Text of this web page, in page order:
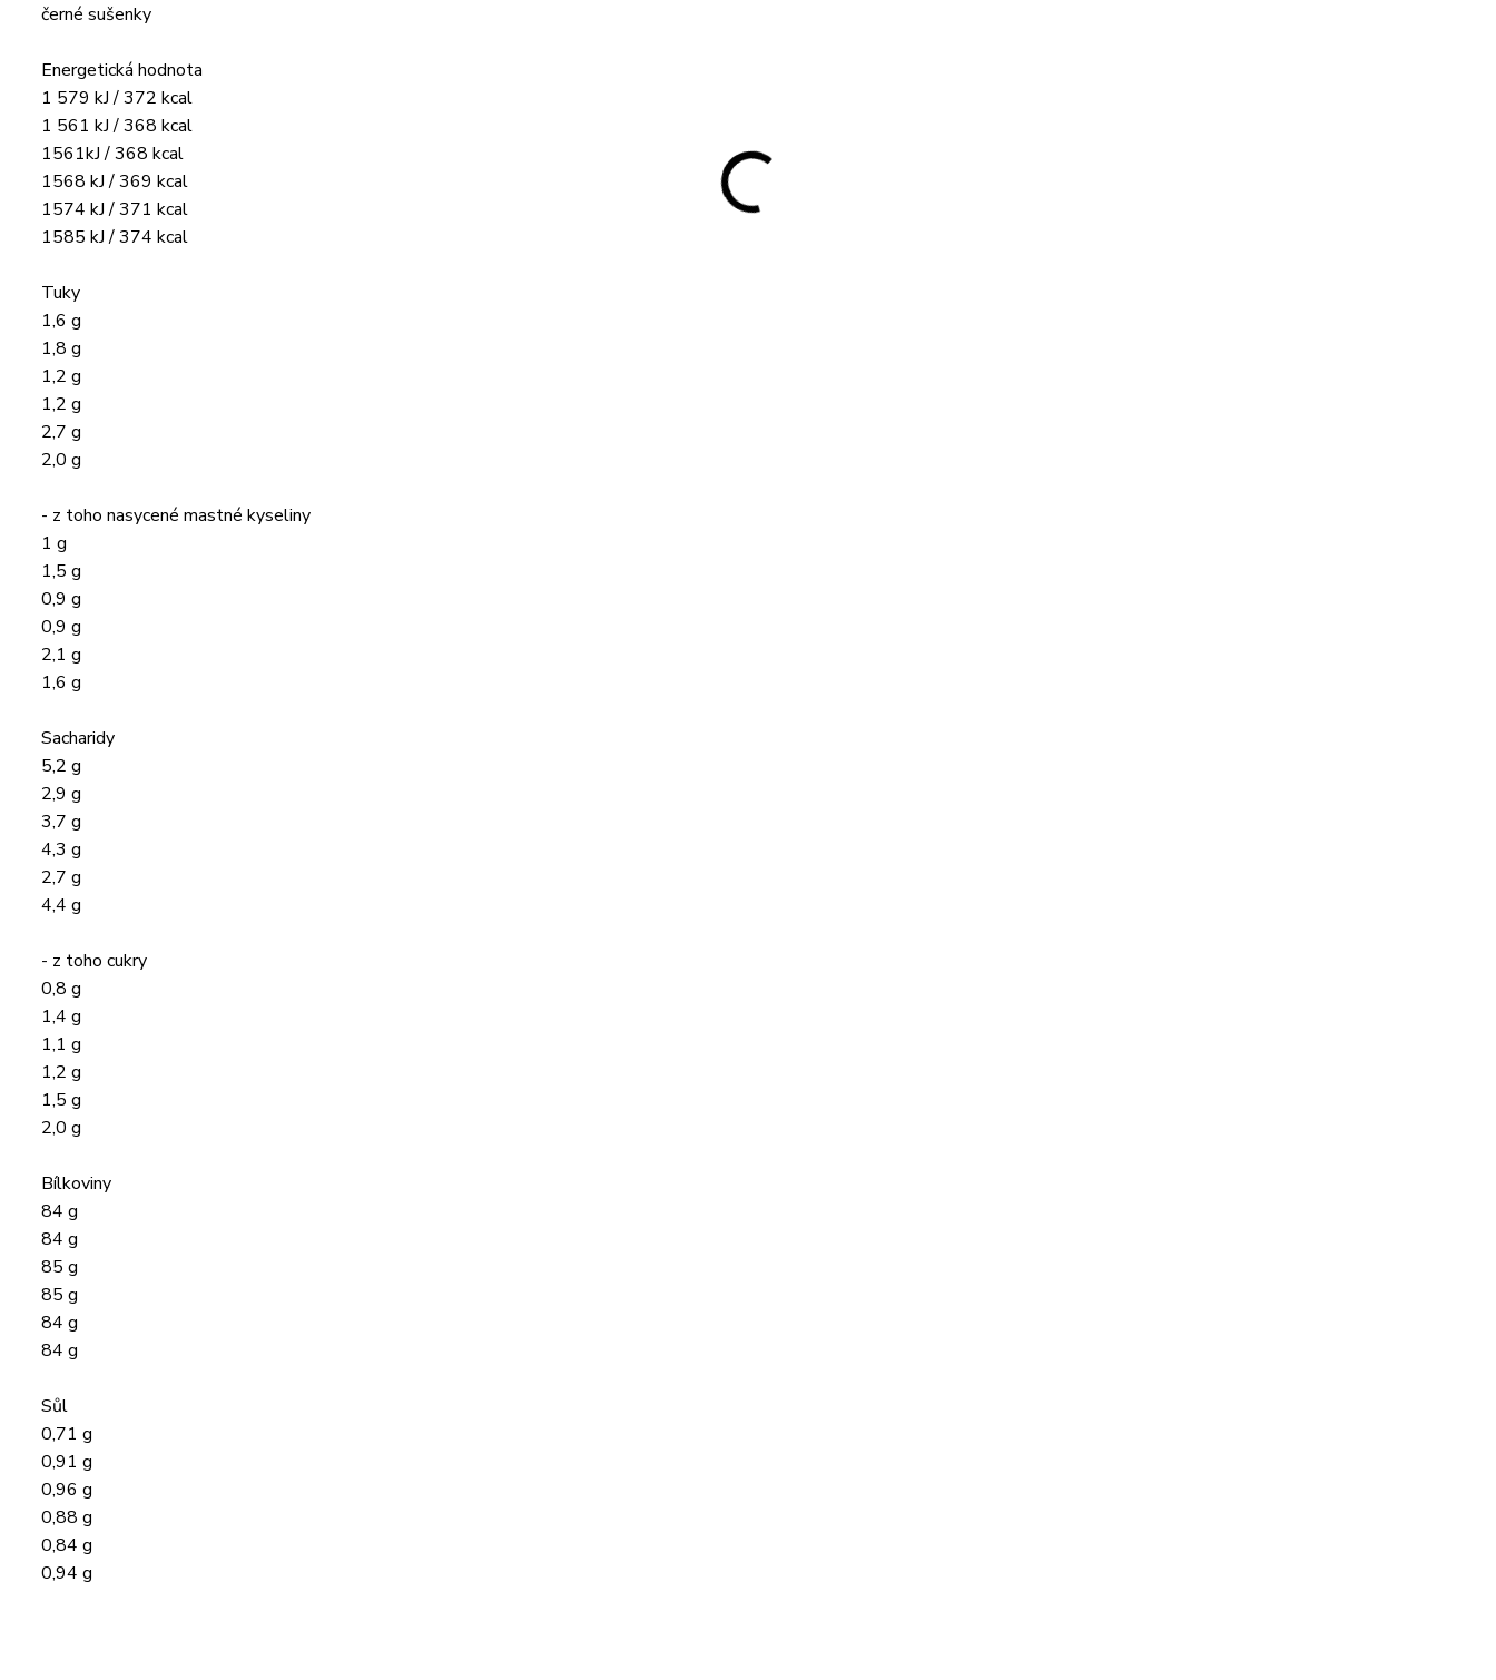
černé sušenky
Energetická hodnota
1 579 kJ / 372 kcal
1 561 kJ / 368 kcal
1561kJ / 368 kcal
1568 kJ / 369 kcal
1574 kJ / 371 kcal
1585 kJ / 374 kcal
Tuky
1,6 g
1,8 g
1,2 g
1,2 g
2,7 g
2,0 g
- z toho nasycené mastné kyseliny
1 g
1,5 g
0,9 g
0,9 g
2,1 g
1,6 g
Sacharidy
5,2 g
2,9 g
3,7 g
4,3 g
2,7 g
4,4 g
- z toho cukry
0,8 g
1,4 g
1,1 g
1,2 g
1,5 g
2,0 g
Bílkoviny
84 g
84 g
85 g
85 g
84 g
84 g
Sůl
0,71 g
0,91 g
0,96 g
0,88 g
0,84 g
0,94 g